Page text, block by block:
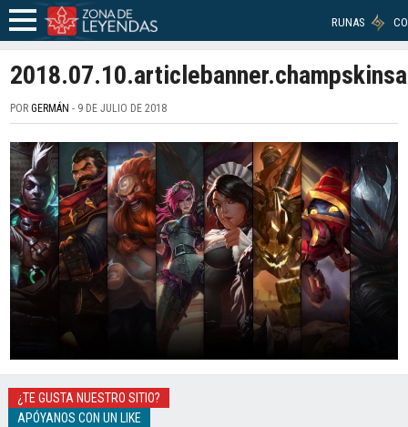
RUNAS
PORGERMÁN - 9 DE JULIO DE 2018
¿TE GUSTA NUESTRO SITIO?
APÓYANOS CON UN LIKE